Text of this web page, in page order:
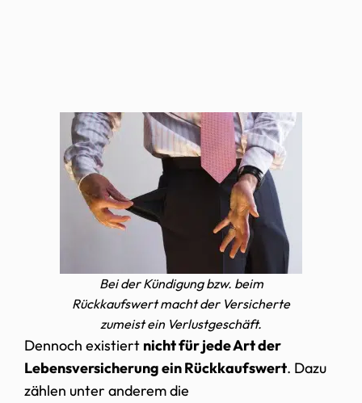
Bei der Kündigung bzw. beim
Rückkaufswert macht der Versicherte
zumeist ein Verlustgeschäft.
Dennoch existiert nicht für jede Art der
Lebensversicherung ein Rückkaufswert. Dazu
zählen unter anderem die